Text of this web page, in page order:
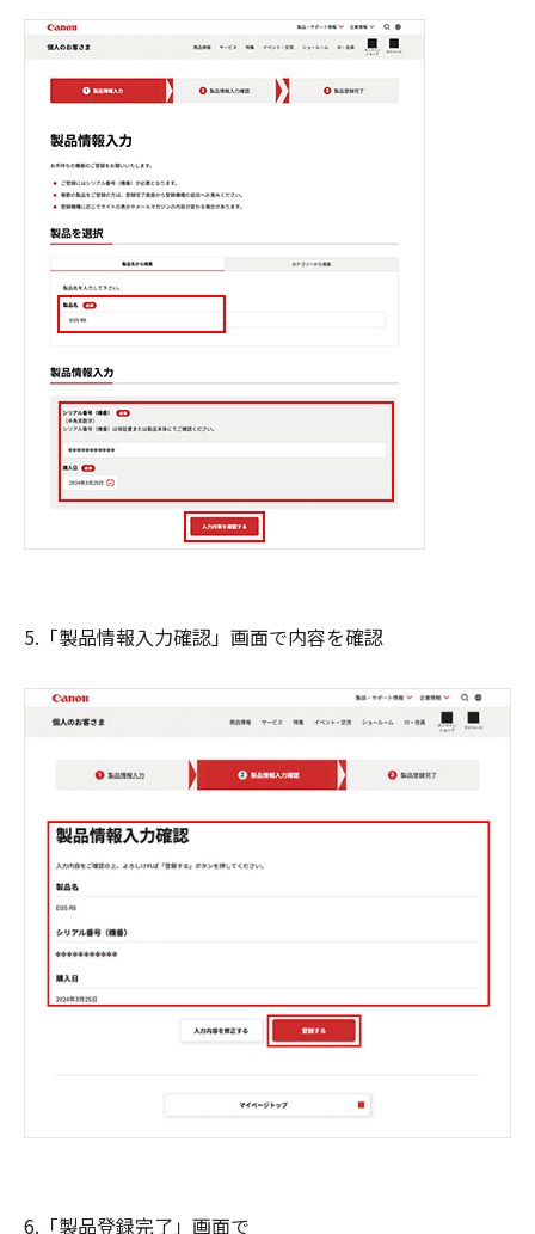
5.「製品情報入力確認」画面で内容を確認
6.「製品登録完了」画面で